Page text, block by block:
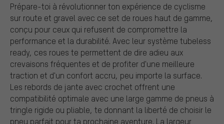
Prépare-toi à révolutionner ton expérience de cyclisme
sur route et gravel avec ce set de roues haut de gamme,
conçu pour ceux qui refusent de compromettre la
performance et la durabilité. Avec leur système tubeless
ready, ces roues te permettent de dire adieu aux
crevaisons fréquentes et de profiter d'une meilleure
traction et d'un confort accru, peu importe la surface.
Les rebords de jante avec crochet offrent une
compatibilité optimale avec une large gamme de pneus à
tringle rigide ou pliable, te donnant la liberté de choisir le
pneu parfait pour ta prochaine aventure. La largeur